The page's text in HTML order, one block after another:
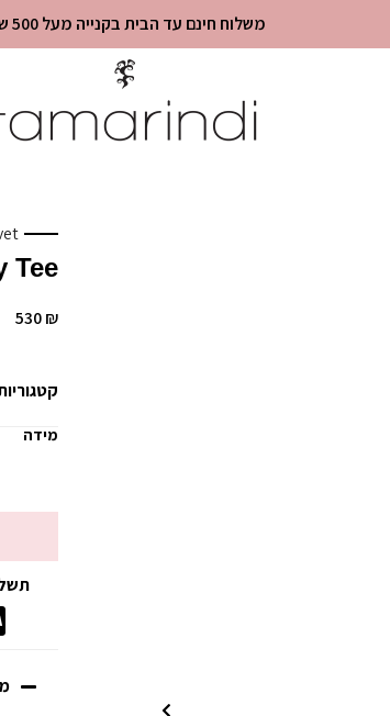
משלוח חינם עד הבית בקנייה מעל 500 ש״ח
Tee
530₪
מידה
תשלום